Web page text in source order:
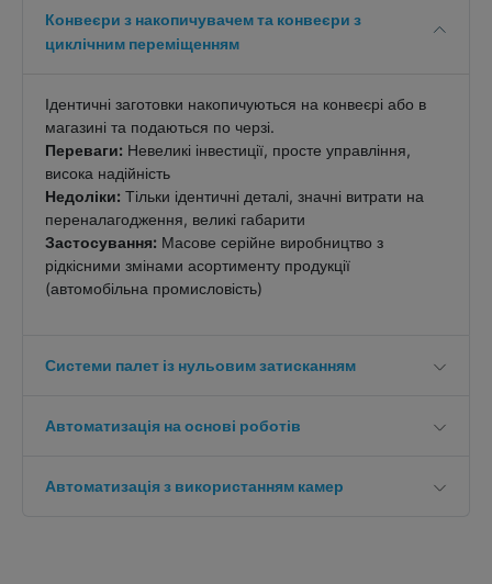
Конвеєри з накопичувачем та конвеєри з
циклічним переміщенням
Ідентичні заготовки накопичуються на конвеєрі або в
магазині та подаються по черзі.
Переваги: Невеликі інвестиції, просте управління,
висока надійність
Недоліки: Тільки ідентичні деталі, значні витрати на
переналагодження, великі габарити
Застосування: Масове серійне виробництво з
рідкісними змінами асортименту продукції
(автомобільна промисловість)
Системи палет із нульовим затисканням
Автоматизація на основі роботів
Автоматизація з використанням камер